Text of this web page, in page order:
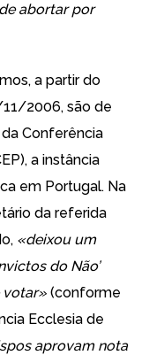
abortar por
a partir do
11/2006, são de
Conferência
a instância
em Portugal. Na
da referida
«deixou um
do Não’
votar» (conforme
Ecclesia de
aprovam nota